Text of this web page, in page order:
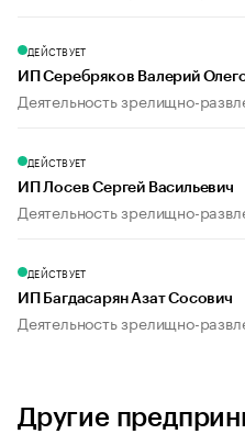
ДЕЙСТВУЕТ
ИП Серебряков Валерий
Деятельность зрелищно-
ДЕЙСТВУЕТ
ИП Лосев Сергей Васильевич
Деятельность зрелищно-
ДЕЙСТВУЕТ
ИП Багдасарян Азат Сосович
Деятельность зрелищно-
Другие